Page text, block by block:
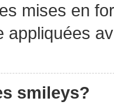
mises en
appliquées
smileys?